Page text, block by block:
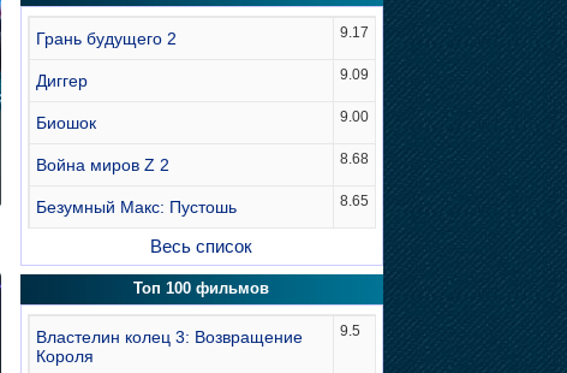
Грань будущего 2 9.17
Диггер 9.09
Биошок 9.00
Война миров Z 2 8.68
Безумный Макс: Пустошь 8.65
Весь список
Топ 100 фильмов
Властелин колец 3: Возвращение
Короля
9.5